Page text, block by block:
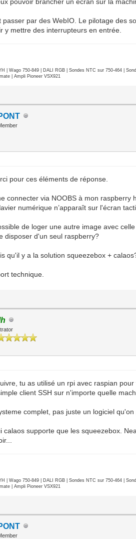
passer par des WebIO. Le pilotage des
y mettre des interrupteurs en entrée.
| Wago 750-849 | DALI RGB | Sondes NTC sur 750-464 |
| Ampli Pioneer VSX921
pour ces éléments de réponse.
connecter via NOOBS à mon
numérique n’apparaît sur l'écran
de loger une autre image avec
disposer d'un seul raspberry?
qu'il y a la solution squeezebox +
technique.
tu as utilisé un rpi avec raspian
client SSH sur n'importe quelle
complet, pas juste un logiciel
calaos supporte que les squeezebox.
| Wago 750-849 | DALI RGB | Sondes NTC sur 750-464 |
| Ampli Pioneer VSX921